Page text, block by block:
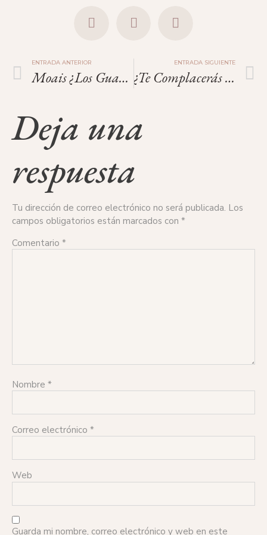
ENTRADA ANTERIOR
Moais ¿Los Guardianes De La Fertilidad?
ENTRADA SIGUIENTE
¿Te Complacerás Con Algunos Platos Sanos Y Deliciosos?
Deja una
respuesta
Tu dirección de correo electrónico no será publicada. Los
campos obligatorios están marcados con *
Comentario *
Nombre *
Correo electrónico *
Web
Guarda mi nombre, correo electrónico y web en este